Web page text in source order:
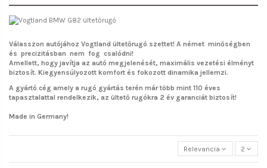
Válasszon autójához Vogtland ültetőrugó szettet! A német minőségben
és precizitásban nem fog csalódni!
Amellett, hogy javítja az autó megjelenését, maximális vezetési élményt
biztosít. Kiegyensúlyozott komfort és fokozott dinamika jellemzi.
A gyártó cég amely a rugó gyártás terén már több mint 110 éves
tapasztalattal rendelkezik, az ültető rugókra 2 év garanciát biztosít!
Made in Germany!
Relevancia 2